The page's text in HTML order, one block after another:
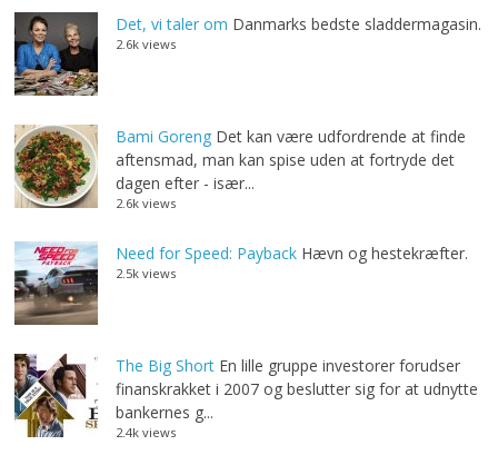
Det, vi taler om Danmarks bedste sladdermagasin.
2.6k views
Bami Goreng Det kan være udfordrende at finde
aftensmad, man kan spise uden at fortryde det
dagen efter - især...
2.6k views
Need for Speed: Payback Hævn og hestekræfter.
2.5k views
The Big Short En lille gruppe investorer forudser
finanskrakket i 2007 og beslutter sig for at udnytte
bankernes g...
2.4k views